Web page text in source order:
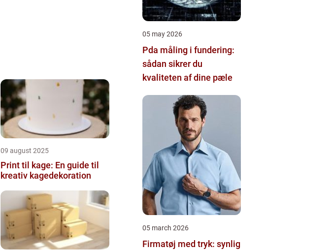
09 august 2025
Print til kage: En guide til
kreativ kagedekoration
05 may 2026
Pda måling i fundering:
sådan sikrer du
kvaliteten af dine pæle
05 march 2026
Firmatøj med tryk: synlig